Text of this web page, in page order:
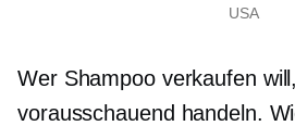
USA
Wer Shampoo verkaufen
vorausschauend handeln.